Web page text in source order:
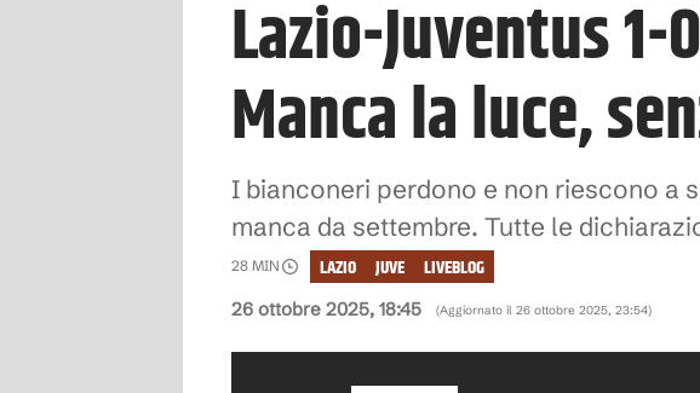
Lazio-Juventus
Manca la luce,
I bianconeri perdono e non riescono a
manca da settembre. Tutte le
26 ottobre 2025, 18:45 (Aggiornato il 26 ottobre 2025, 23:54)
28 MIN LIVEBLOG
JUVE
LAZIO